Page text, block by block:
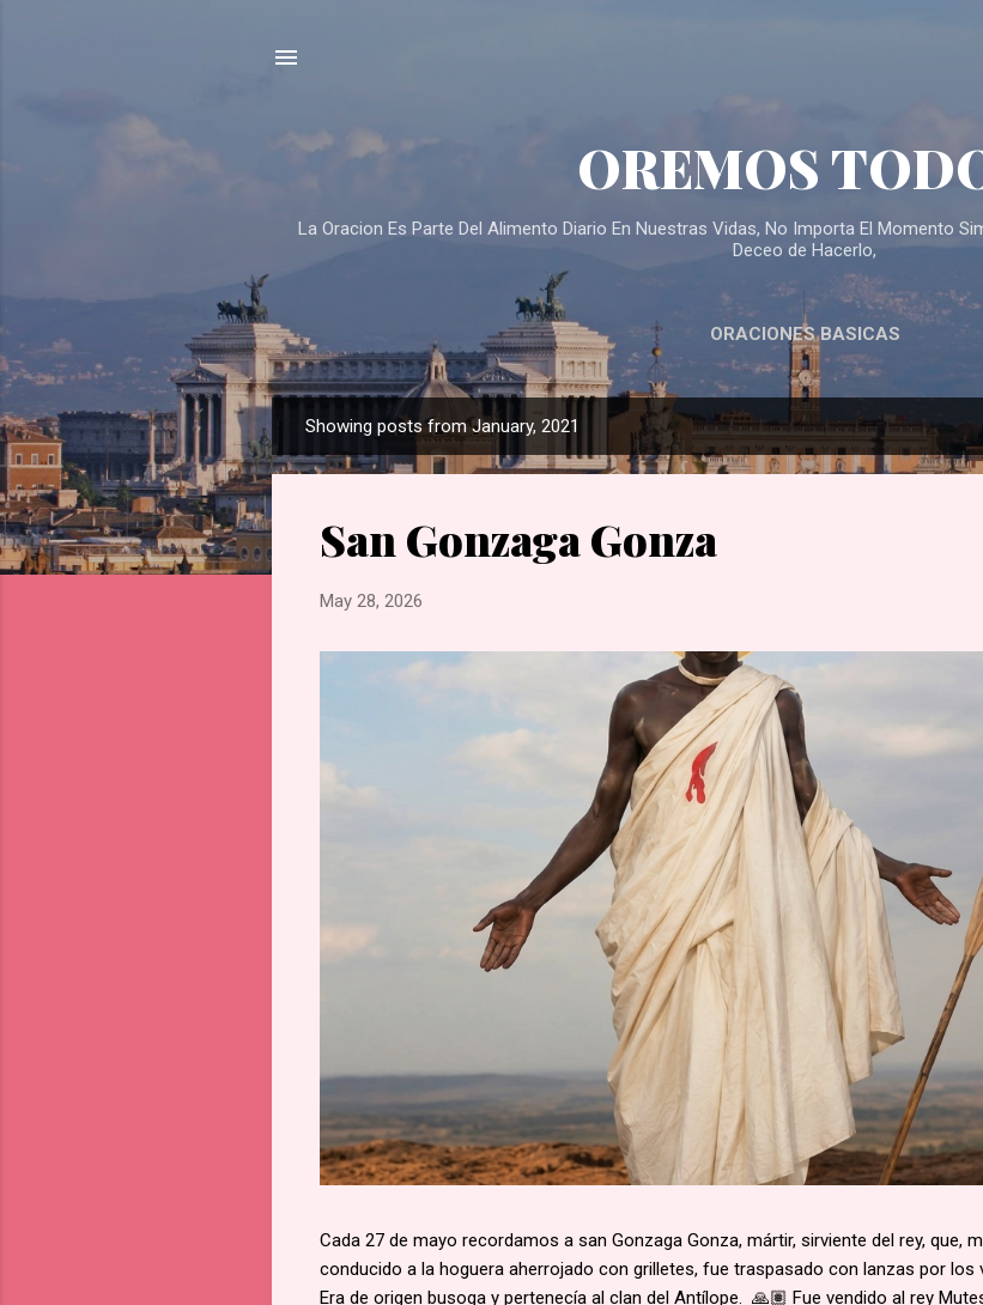
OREMOS
La Oracion Es Parte Del Alimento Diario En Nuestras Vidas, No Importa El Momento
Deceo de Hacerlo,
ORACIONES BASICAS
o
Showing posts from January, 2021
San Gonzaga Gonza
May 28, 2026
Cada 27 de mayo recordamos a san Gonzaga Gonza, mártir, sirviente del rey, que,
conducido a la hoguera aherrojado con grilletes, fue traspasado con lanzas por los
Era de origen busoga y pertenecía al clan del Antílope. 🙏🏽 Fue vendido al rey